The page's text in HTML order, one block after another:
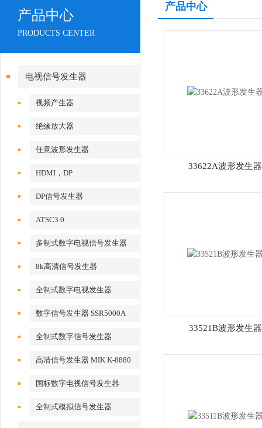
产品中心
PRODUCTS CENTER
电视信号发生器
视频产生器
绝缘放大器
任意波形发生器
HDMI，DP
DP信号发生器
ATSC3.0
多制式数字电视信号发生器
8k高清信号发生器
全制式数字电视发生器
数字信号发生器 SSR5000A
全制式数字信号发生器
MSD5000A
高清信号发生器 MIK K-8880
国标数字电视信号发生器
全制式模拟信号发生器
产品中心
33622A波形发生器
33521B波形发生器